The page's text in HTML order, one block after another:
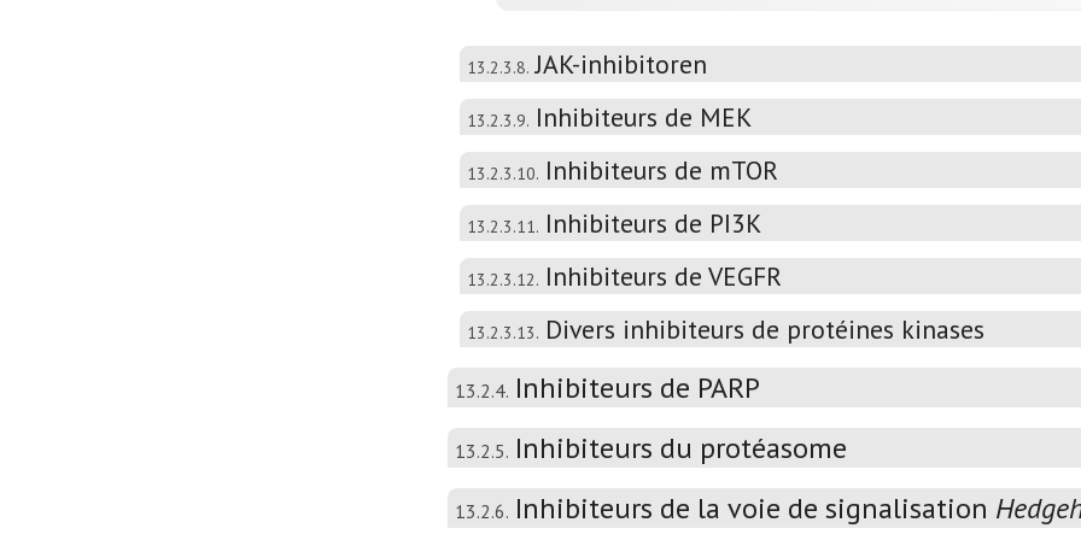
13.2.3.8. JAK-inhibitoren
13.2.3.9. Inhibiteurs de MEK
13.2.3.10. Inhibiteurs de mTOR
13.2.3.11. Inhibiteurs de PI3K
13.2.3.12. Inhibiteurs de VEGFR
13.2.3.13. Divers inhibiteurs de protéines kinases
13.2.4. Inhibiteurs de PARP
13.2.5. Inhibiteurs du protéasome
13.2.6. Inhibiteurs de la voie de signalisation